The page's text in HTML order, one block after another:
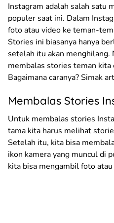
Instagram adalah salah satu
populer saat ini. Dalam
foto atau video ke teman-
Stories ini biasanya hanya
setelah itu akan menghilang.
membalas stories teman kita
Bagaimana caranya? Simak
Membalas Stories
Untuk membalas stories
tama kita harus melihat
Setelah itu, kita bisa
ikon kamera yang muncul di
kita bisa mengambil foto